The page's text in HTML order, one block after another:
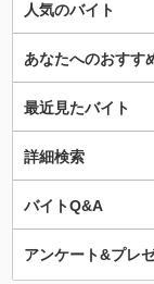
人気のバイト
あなたへのおすす
最近見たバイト
詳細検索
バイトQ&A
アンケート&プレ